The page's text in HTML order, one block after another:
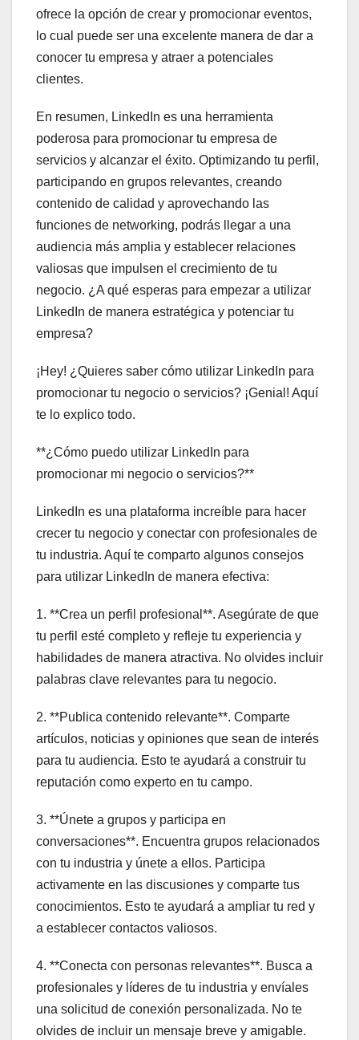
ofrece la opción de crear y promocionar eventos,
lo cual puede ser una excelente manera de dar a
conocer tu empresa y atraer a potenciales
clientes.
En resumen, LinkedIn es una herramienta
poderosa para promocionar tu empresa de
servicios y alcanzar el éxito. Optimizando tu perfil,
participando en grupos relevantes, creando
contenido de calidad y aprovechando las
funciones de networking, podrás llegar a una
audiencia más amplia y establecer relaciones
valiosas que impulsen el crecimiento de tu
negocio. ¿A qué esperas para empezar a utilizar
LinkedIn de manera estratégica y potenciar tu
empresa?
¡Hey! ¿Quieres saber cómo utilizar LinkedIn para
promocionar tu negocio o servicios? ¡Genial! Aquí
te lo explico todo.
**¿Cómo puedo utilizar LinkedIn para
promocionar mi negocio o servicios?**
LinkedIn es una plataforma increíble para hacer
crecer tu negocio y conectar con profesionales de
tu industria. Aquí te comparto algunos consejos
para utilizar LinkedIn de manera efectiva:
1. **Crea un perfil profesional**. Asegúrate de que
tu perfil esté completo y refleje tu experiencia y
habilidades de manera atractiva. No olvides incluir
palabras clave relevantes para tu negocio.
2. **Publica contenido relevante**. Comparte
artículos, noticias y opiniones que sean de interés
para tu audiencia. Esto te ayudará a construir tu
reputación como experto en tu campo.
3. **Únete a grupos y participa en
conversaciones**. Encuentra grupos relacionados
con tu industria y únete a ellos. Participa
activamente en las discusiones y comparte tus
conocimientos. Esto te ayudará a ampliar tu red y
a establecer contactos valiosos.
4. **Conecta con personas relevantes**. Busca a
profesionales y líderes de tu industria y envíales
una solicitud de conexión personalizada. No te
olvides de incluir un mensaje breve y amigable.